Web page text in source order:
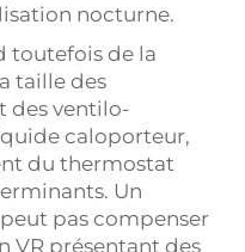
nocturne.
toutefois de la
taille des
des ventilo-
caloporteur,
du thermostat
Un
pas compenser
VR présentant des